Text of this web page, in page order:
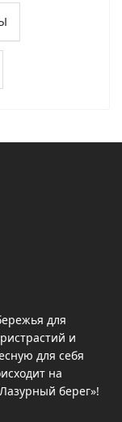
для
и
для себя
на
берег»!